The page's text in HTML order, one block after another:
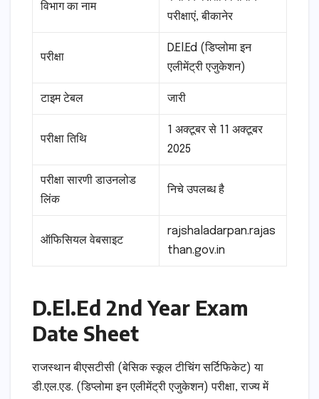
विभाग का नाम
परीक्षाएं, बीकानेर
परीक्षा
D.El.Ed (डिप्लोमा इन
एलीमेंट्री एजुकेशन)
टाइम टेबल जारी
परीक्षा तिथि
1 अक्टूबर से 11 अक्टूबर
2025
परीक्षा सारणी डाउनलोड
लिंक
निचे उपलब्ध है
ऑफिसियल वेबसाइट
rajshaladarpan.rajas
than.gov.in
D.El.Ed 2nd Year Exam
Date Sheet
राजस्थान बीएसटीसी (बेसिक स्कूल टीचिंग सर्टिफिकेट) या
डी.एल.एड. (डिप्लोमा इन एलीमेंट्री एजुकेशन) परीक्षा, राज्य में